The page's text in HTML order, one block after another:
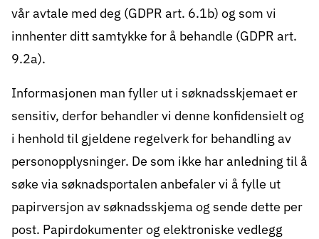
vår avtale med deg (GDPR art. 6.1b) og som vi
innhenter ditt samtykke for å behandle (GDPR art.
9.2a).
Informasjonen man fyller ut i søknadsskjemaet er
sensitiv, derfor behandler vi denne konfidensielt og
i henhold til gjeldene regelverk for behandling av
personopplysninger. De som ikke har anledning til å
søke via søknadsportalen anbefaler vi å fylle ut
papirversjon av søknadsskjema og sende dette per
post. Papirdokumenter og elektroniske vedlegg